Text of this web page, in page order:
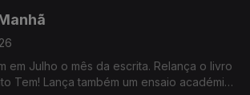
em Julho o mês da escrita. Relança o livro